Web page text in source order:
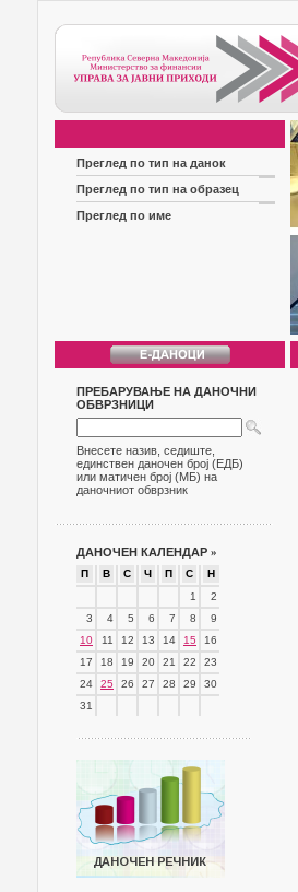
Преглед по тип на данок
Преглед по тип на образец
Преглед по име
ПРЕБАРУВАЊЕ НА ДАНОЧНИ
ОБВРЗНИЦИ
Внесете назив, седиште,
единствен даночен број (ЕДБ)
или матичен број (МБ) на
даночниот обврзник
ДАНОЧЕН КАЛЕНДАР »
П В С Ч П С
Н
1
2
3
4 5 6 7 8
9
10
11 12 13 14 15
16
17
18 19 20 21 22
23
24
25 26 27 28 29
30
31